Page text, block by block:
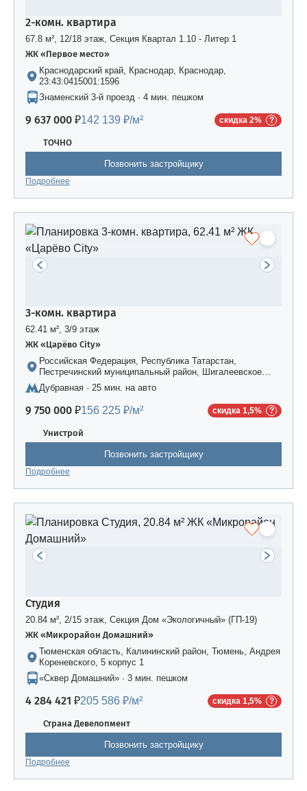
2-комн. квартира
67.8 м², 12/18 этаж, Секция Квартал 1.10 - Литер 1
ЖК «Первое место»
Краснодарский край, Краснодар, Краснодар,
23:43:0415001:1596
Знаменский 3-й проезд · 4 мин. пешком
9 637 000 ₽142 139 ₽/м² скидка 2%
ТОЧНО
Позвонить застройщику
Подробнее
3-комн. квартира
62.41 м², 3/9 этаж
ЖК «Царёво City»
Российская Федерация, Республика Татарстан,
Пестречинский муниципальный район, Шигалеевское
сельское поселение, жилой комплекс «Усадьба
Царево-2», дом 3
Дубравная · 25 мин. на авто
9 750 000 ₽156 225 ₽/м² скидка 1,5%
Унистрой
Позвонить застройщику
Подробнее
Студия
20.84 м², 2/15 этаж, Секция Дом «Экологичный» (ГП-19)
ЖК «Микрорайон Домашний»
Тюменская область, Калининский район, Тюмень, Андрея
Кореневского, 5 корпус 1
«Сквер Домашний» · 3 мин. пешком
4 284 421 ₽205 586 ₽/м² скидка 1,5%
Страна Девелопмент
Позвонить застройщику
Подробнее